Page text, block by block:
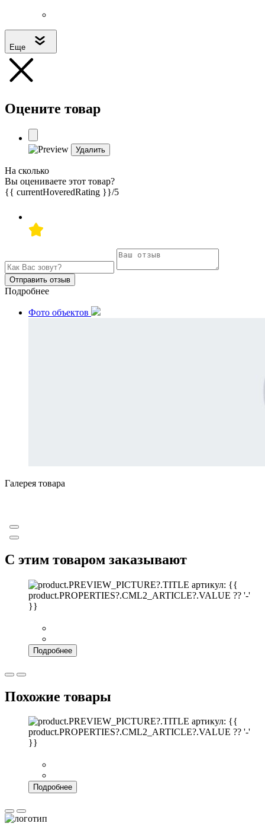
Еще
Оцените товар
Удалить
На сколько
Вы оцениваете этот товар?
{{ currentHoveredRating }}/5
Отправить отзыв
Подробнее
Фото объектов
Галерея товара
С этим товаром заказывают
артикул: {{
product.PROPERTIES?.CML2_ARTICLE?.VALUE ?? '-'
}}
Подробнее
Похожие товары
артикул: {{
product.PROPERTIES?.CML2_ARTICLE?.VALUE ?? '-'
}}
Подробнее